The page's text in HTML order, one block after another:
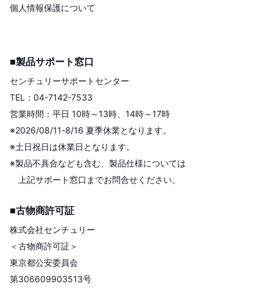
個人情報保護について
■製品サポート窓口
センチュリーサポートセンター
TEL：04-7142-7533
営業時間：平日 10時～13時、14時～17時
※2026/08/11-8/16 夏季休業となります。
※土日祝日は休業日となります。
※製品不具合なども含む、製品仕様については
上記サポート窓口までお問合せください。
■古物商許可証
株式会社センチュリー
＜古物商許可証＞
東京都公安委員会
第306609903513号